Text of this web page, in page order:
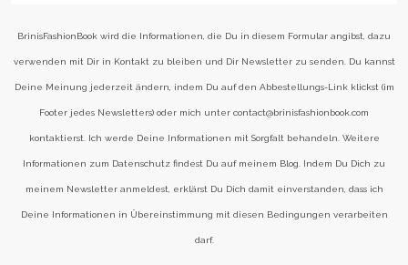
BrinisFashionBook wird die Informationen, die Du in diesem Formular angibst, dazu
verwenden mit Dir in Kontakt zu bleiben und Dir Newsletter zu senden. Du kannst
Deine Meinung jederzeit ändern, indem Du auf den Abbestellungs-Link klickst (im
Footer jedes Newsletters) oder mich unter contact@brinisfashionbook.com
kontaktierst. Ich werde Deine Informationen mit Sorgfalt behandeln. Weitere
Informationen zum Datenschutz findest Du auf meinem Blog. Indem Du Dich zu
meinem Newsletter anmeldest, erklärst Du Dich damit einverstanden, dass ich
Deine Informationen in Übereinstimmung mit diesen Bedingungen verarbeiten
darf.